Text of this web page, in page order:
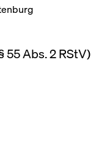
Abs. 2 RStV)